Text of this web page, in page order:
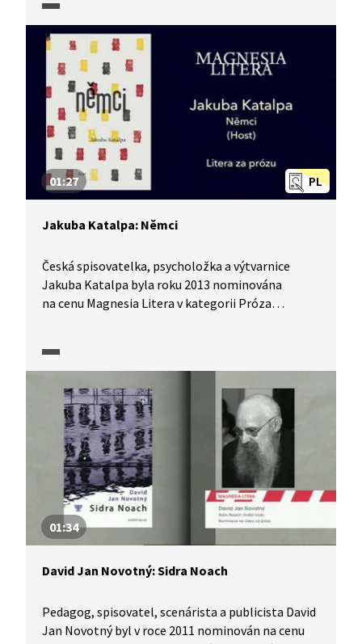
v kategorii Próza.
PL
01:27
Jakuba Katalpa: Němci
Česká spisovatelka, psycholožka a výtvarnice
Jakuba Katalpa byla roku 2013 nominována
na cenu Magnesia Litera v kategorii Próza
do prostředí německé rodiny zasažené první
poválečné Prahy a Prahy 80. let 20. století.
01:34
David Jan Novotný: Sidra Noach
Pedagog, spisovatel, scenárista a publicista David
Jan Novotný byl v roce 2011 nominován na cenu